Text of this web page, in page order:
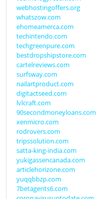
webhostingoffers.org
whatszow.com
ehomeamerca.com
techintendo.com
techgreenpure.com
bestdropshipstore.com
cartelreviews.com
surfsway.com
nailartproduct.com
digitactseed.com
lvlcraft.com
90secondmoneyloans.com
xenmicro.com
rodrovers.com
tripssolution.com
satta-king-india.com
yukigassencanada.com
articlehorizone.com
yuqqbbzp.com
7betagents6.com